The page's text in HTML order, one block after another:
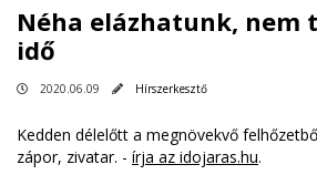
Néha elázhatunk, nem
idő
2020.06.09 Hírszerkesztő
Kedden délelőtt a megnövekvő
zápor, zivatar. - írja az idojaras.hu.